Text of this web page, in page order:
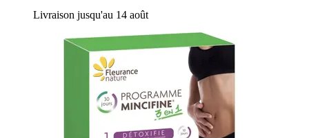
Livraison jusqu'au 14 août